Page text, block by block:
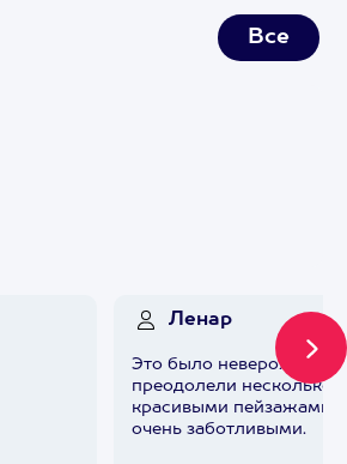
Все
Ленар
Это было невероятно
преодолели несколько
красивыми пейзажами
очень заботливыми.